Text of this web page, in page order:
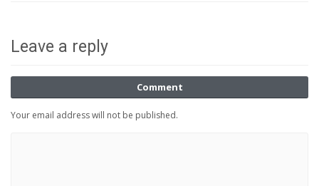
Leave a reply
Comment
Your email address will not be published.